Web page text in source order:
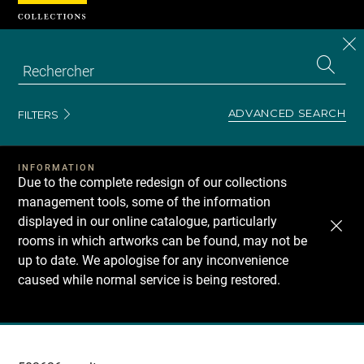
FILTERS ADVANCED SEARCH
INFORMATION
Due to the complete redesign of our collections
management tools, some of the information
displayed in our online catalogue, particularly
rooms in which artworks can be found, may not be
up to date. We apologise for any inconvenience
caused while normal service is being restored.
Recherche
Cookies management panel